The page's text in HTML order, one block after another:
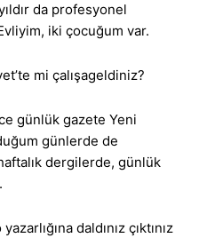
da profesyonel
iki çocuğum var.
mi çalışageldiniz?
günlük gazete Yeni
günlerde de
dergilerde, günlük
daldınız çıktınız